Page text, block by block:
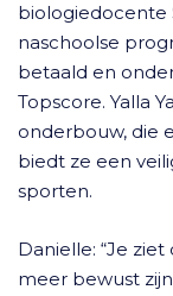
biologiedocente
naschoolse
betaald en
Topscore. Yalla
onderbouw, die
biedt ze een
sporten.
Danielle: “Je
meer bewust